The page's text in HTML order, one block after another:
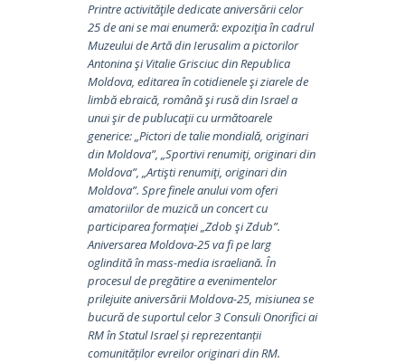
Printre activităţile dedicate aniversării celor
25 de ani se mai enumeră: expoziţia în cadrul
Muzeului de Artă din Ierusalim a pictorilor
Antonina şi Vitalie Grisciuc din Republica
Moldova, editarea în cotidienele şi ziarele de
limbă ebraică, română şi rusă din Israel a
unui şir de publucaţii cu următoarele
generice: „Pictori de talie mondială, originari
din Moldova”, „Sportivi renumiţi, originari din
Moldova”, „Artişti renumiţi, originari din
Moldova”. Spre finele anului vom oferi
amatoriilor de muzică un concert cu
participarea formaţiei „Zdob şi Zdub”.
Aniversarea Moldova-25 va fi pe larg
oglindită în mass-media israeliană. În
procesul de pregătire a evenimentelor
prilejuite aniversării Moldova-25, misiunea se
bucură de suportul celor 3 Consuli Onorifici ai
RM în Statul Israel și reprezentanții
comunităților evreilor originari din RM.